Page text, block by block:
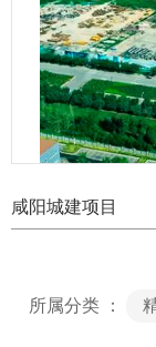
咸阳城建项目
所属分类 ：